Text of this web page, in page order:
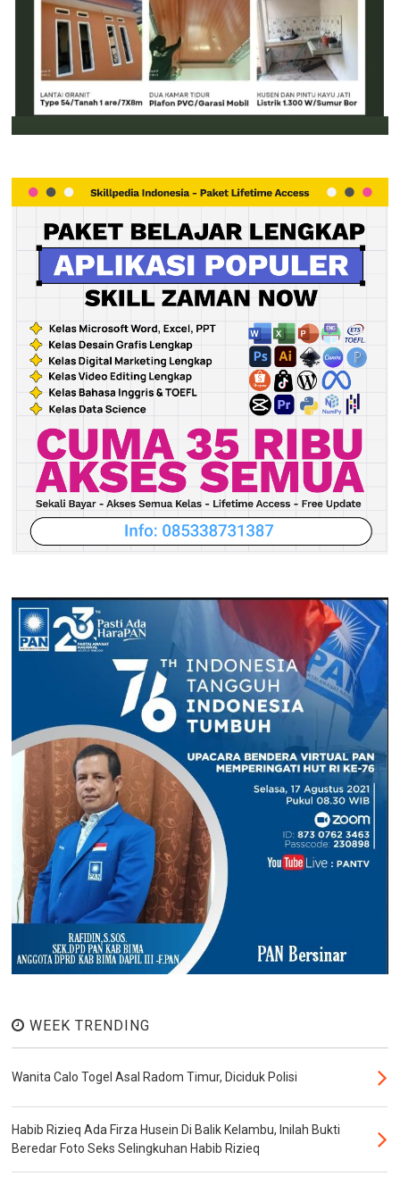
WEEK TRENDING
Wanita Calo Togel Asal Radom Timur, Diciduk Polisi
Habib Rizieq Ada Firza Husein Di Balik Kelambu, Inilah Bukti
Beredar Foto Seks Selingkuhan Habib Rizieq